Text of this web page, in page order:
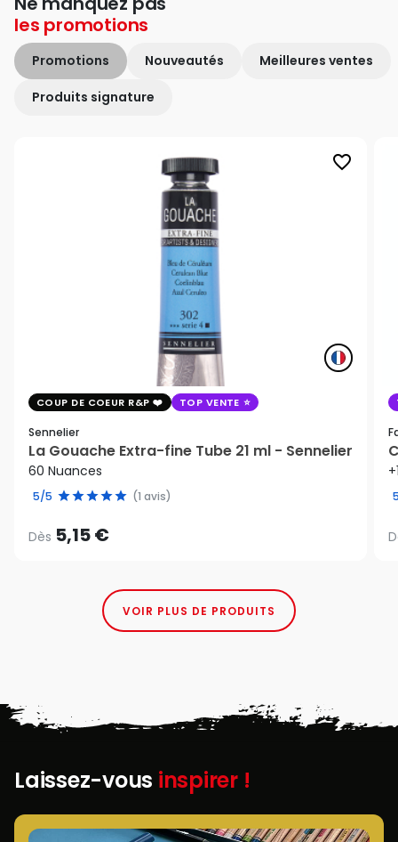
les promotions
Promotions Nouveautés Meilleures ventes
Produits signature
favorite_border
COUP DE COEUR R&P TOP VENTE
Sennelier
La Gouache Extra-fine Tube 21 ml - Sennelier
60 Nuances
5/5 (1 avis)
Dès 5,15 €
VOIR PLUS DE PRODUITS
Laissez-vous inspirer !